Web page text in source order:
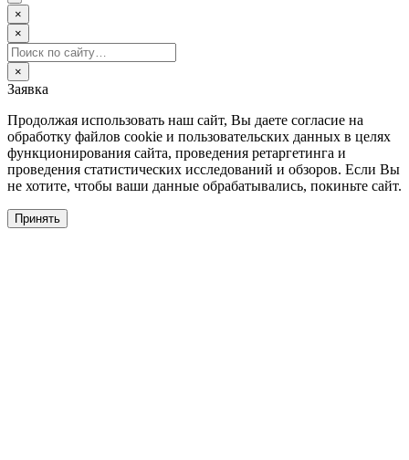
×
×
×
Заявка
Продолжая использовать наш сайт, Вы даете согласие на
обработку файлов cookie и пользовательских данных в целях
функционирования сайта, проведения ретаргетинга и
проведения статистических исследований и обзоров. Если Вы
не хотите, чтобы ваши данные обрабатывались, покиньте сайт.
Принять